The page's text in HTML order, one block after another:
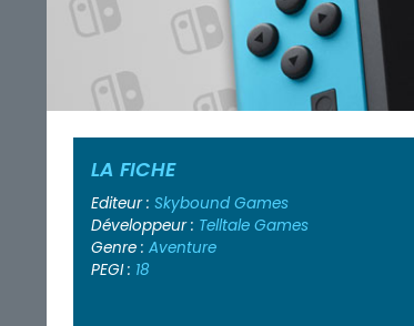
LA FICHE
Editeur : Skybound Games
Développeur : Telltale Games
Genre : Aventure
PEGI : 18